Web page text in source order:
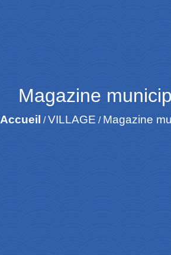
Magazine
Accueil /VILLAGE / Magazine